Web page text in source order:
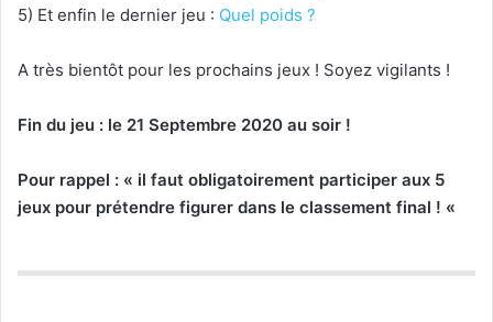
5) Et enfin le dernier jeu : Quel poids ?
A très bientôt pour les prochains jeux ! Soyez vigilants !
Fin du jeu : le 21 Septembre 2020 au soir !
Pour rappel : « il faut obligatoirement participer aux 5
jeux pour prétendre figurer dans le classement final ! «